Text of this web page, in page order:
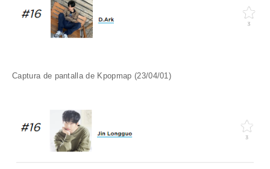
Captura de pantalla de Kpopmap (23/04/01)